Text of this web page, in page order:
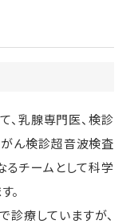
乳腺専門医、検診
ん検診超音波検査
チームとして科学
。
療していますが、